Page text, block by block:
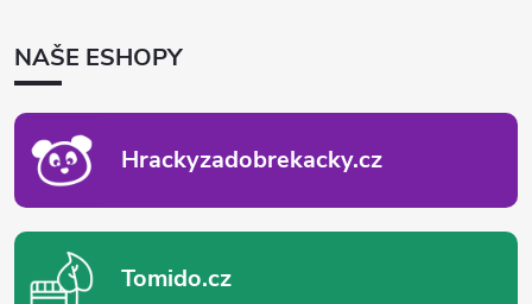
ANAŠE ESHOPY
Hrackyzadobrekacky.cz
Tomido.cz